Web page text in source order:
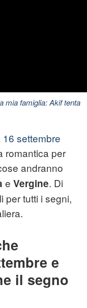
mia famiglia: Akif tenta
settembre
romantica per
andranno
e Vergine. Di
per tutti i segni,
e
il segno